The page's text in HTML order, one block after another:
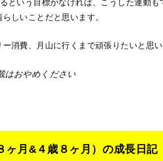
という目標がなければ、こうした運動
しいことだと思います。
消費、月山に行くまで頑張りたいと思い
はおやめください
ヶ月&４歳８ヶ月）の成長日記